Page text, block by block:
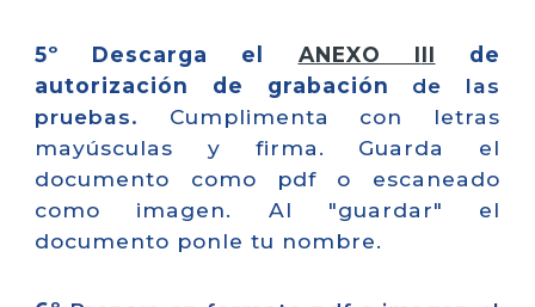
5º Descarga el ANEXO III de
autorización de grabación de las
pruebas. Cumplimenta con letras
mayúsculas y firma. Guarda el
documento como pdf o escaneado
como imagen. Al "guardar" el
documento ponle tu nombre.